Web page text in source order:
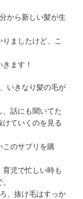
から新しい髪が生
ましたけど、こ
ます！
いきなり髪の毛が
話にも聞いてた
ていくのを見る
このサプリを購
児で忙しい時も
、抜け毛はすっか